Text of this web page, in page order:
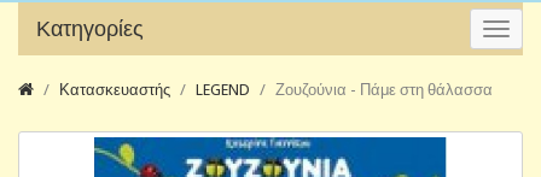
Κατηγορίες
Κατασκευαστής LEGEND Ζουζούνια - Πάμε στη θάλασσα